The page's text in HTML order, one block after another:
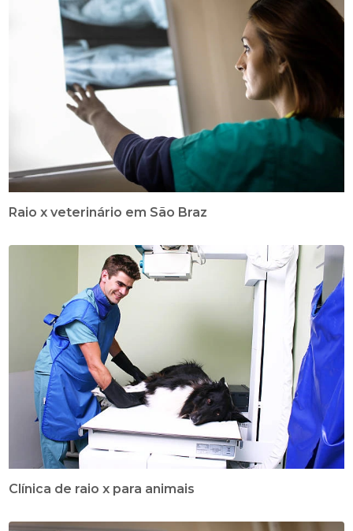
Raio x veterinário em São Braz
Clínica de raio x para animais